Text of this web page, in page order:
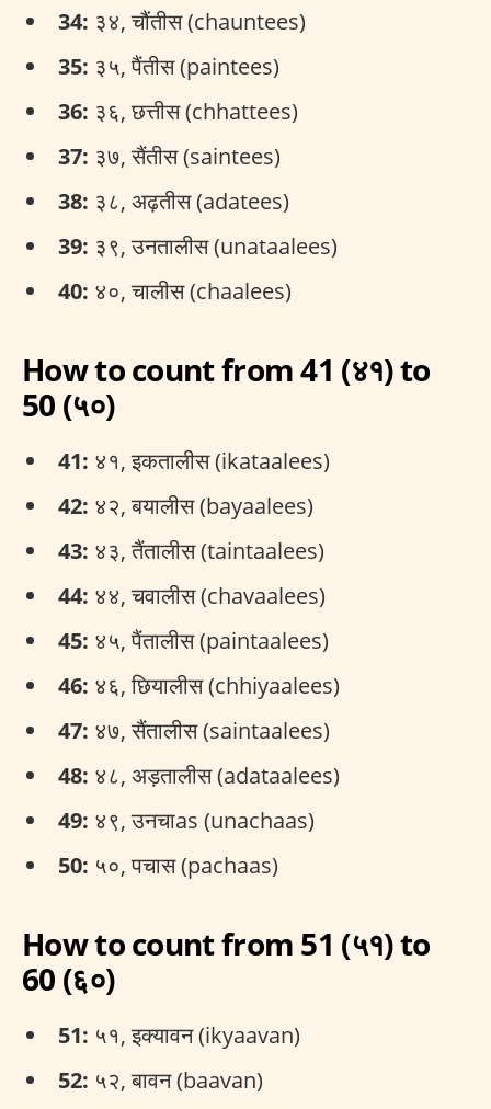
34: ३४, चौंतीस (chauntees)
35: ३५, पैंतीस (paintees)
36: ३६, छत्तीस (chhattees)
37: ३७, सैंतीस (saintees)
38: ३८, अढ़तीस (adatees)
39: ३९, उनतालीस (unataalees)
40: ४०, चालीस (chaalees)
How to count from 41 (४१) to
50 (५०)
41: ४१, इकतालीस (ikataalees)
42: ४२, बयालीस (bayaalees)
43: ४३, तैंतालीस (taintaalees)
44: ४४, चवालीस (chavaalees)
45: ४५, पैंतालीस (paintaalees)
46: ४६, छियालीस (chhiyaalees)
47: ४७, सैंतालीस (saintaalees)
48: ४८, अड़तालीस (adataalees)
49: ४९, उनचाas (unachaas)
50: ५०, पचास (pachaas)
How to count from 51 (५१) to
60 (६०)
51: ५१, इक्यावन (ikyaavan)
52: ५२, बावन (baavan)